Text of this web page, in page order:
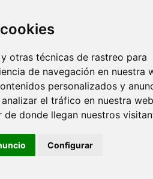
otras técnicas de rastreo para
de navegación en nuestra
personalizados y
el tráfico en nuestra
de donde llegan nuestros
Configurar